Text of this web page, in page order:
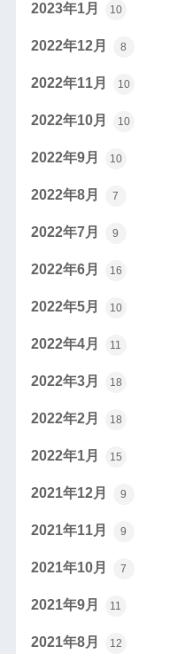
2023年1月 10
2022年12月 8
2022年11月 10
2022年10月 10
2022年9月 10
2022年8月 7
2022年7月 9
2022年6月 16
2022年5月 10
2022年4月 11
2022年3月 18
2022年2月 18
2022年1月 15
2021年12月 9
2021年11月 9
2021年10月 7
2021年9月 11
2021年8月 12